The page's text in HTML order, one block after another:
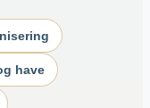
have